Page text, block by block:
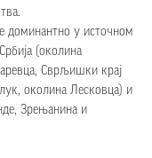
доминантно у источном
(околина
Сврљишки крај
околина Лесковца) и
Зрењанина и